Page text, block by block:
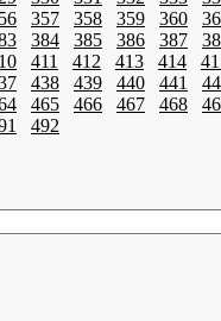
357 358 359 360
384 385 386 387
411 412 413 414
438 439 440 441
465 466 467 468
492